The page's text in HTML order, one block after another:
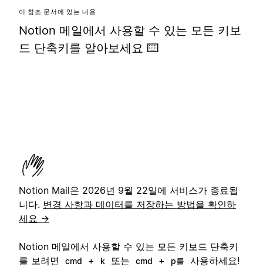
이 참조 문서에 있는 내용
Notion 메일에서 사용할 수 있는 모든 키보
드 단축키를 알아보세요 ⌨️
Notion Mail은 2026년 9월 22일에 서비스가 종료됩
니다. 변경 사항과 데이터를 저장하는 방법을 확인하
세요 →
Notion 메일에서 사용할 수 있는 모든 키보드 단축키
를 보려면
cmd + k 또는 cmd + p를
사용하세요!